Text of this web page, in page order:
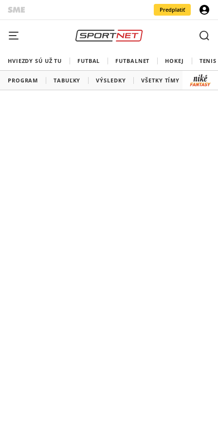
Predplatiť
HVIEZDY SÚ UŽ TU FUTBAL FUTBALNET HOKEJ TENIS
PROGRAM TABUĽKY VÝSLEDKY VŠETKY TÍMY